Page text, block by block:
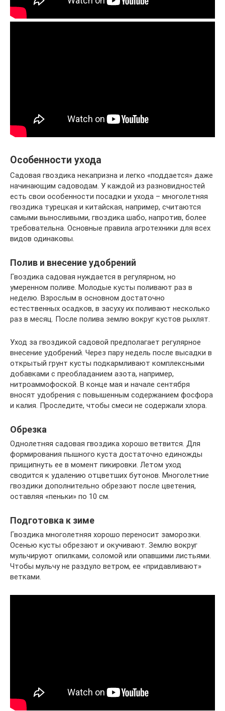
Особенности ухода
Садовая гвоздика некапризна и легко «поддается» даже
начинающим садоводам. У каждой из разновидностей
есть свои особенности посадки и ухода – многолетняя
гвоздика турецкая и китайская, например, считаются
самыми выносливыми, гвоздика шабо, напротив, более
требовательна. Основные правила агротехники для всех
видов одинаковы.
Полив и внесение удобрений
Гвоздика садовая нуждается в регулярном, но
умеренном поливе. Молодые кусты поливают раз в
неделю. Взрослым в основном достаточно
естественных осадков, в засуху их поливают несколько
раз в месяц. После полива землю вокруг кустов рыхлят.
Уход за гвоздикой садовой предполагает регулярное
внесение удобрений. Через пару недель после высадки в
открытый грунт кусты подкармливают комплексными
добавками с преобладанием азота, например,
нитроаммофоской. В конце мая и начале сентября
вносят удобрения с повышенным содержанием фосфора
и калия. Проследите, чтобы смеси не содержали хлора.
Обрезка
Однолетняя садовая гвоздика хорошо ветвится. Для
формирования пышного куста достаточно единожды
прищипнуть ее в момент пикировки. Летом уход
сводится к удалению отцветших бутонов. Многолетние
гвоздики дополнительно обрезают после цветения,
оставляя «пеньки» по 10 см.
Подготовка к зиме
Гвоздика многолетняя хорошо переносит заморозки.
Осенью кусты обрезают и окучивают. Землю вокруг
мульчируют опилками, соломой или опавшими листьями.
Чтобы мульчу не раздуло ветром, ее «придавливают»
ветками.